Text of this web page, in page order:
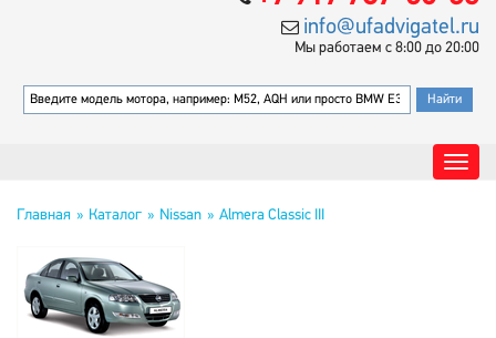
info@ufadvigatel.ru
Мы работаем с 8:00 до 20:00
Главная Каталог Nissan Almera Classic III